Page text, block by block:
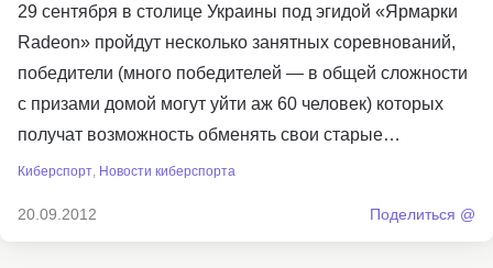
29 сентября в столице Украины под эгидой «Ярмарки
Radeon» пройдут несколько занятных соревнований,
победители (много победителей — в общей сложности
с призами домой могут уйти аж 60 человек) которых
получат возможность обменять свои старые…
Киберспорт, Новости киберспорта
20.09.2012 Поделиться @